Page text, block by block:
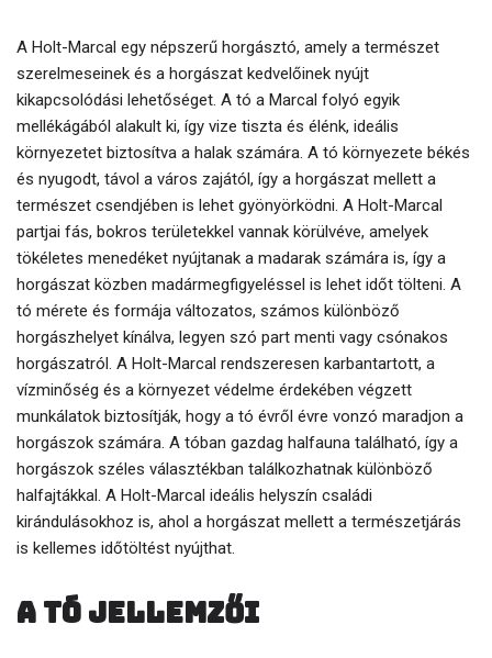
A Holt-Marcal egy népszerű horgásztó, amely a természet
szerelmeseinek és a horgászat kedvelőinek nyújt
kikapcsolódási lehetőséget. A tó a Marcal folyó egyik
mellékágából alakult ki, így vize tiszta és élénk, ideális
környezetet biztosítva a halak számára. A tó környezete békés
és nyugodt, távol a város zajától, így a horgászat mellett a
természet csendjében is lehet gyönyörködni. A Holt-Marcal
partjai fás, bokros területekkel vannak körülvéve, amelyek
tökéletes menedéket nyújtanak a madarak számára is, így a
horgászat közben madármegfigyeléssel is lehet időt tölteni. A
tó mérete és formája változatos, számos különböző
horgászhelyet kínálva, legyen szó part menti vagy csónakos
horgászatról. A Holt-Marcal rendszeresen karbantartott, a
vízminőség és a környezet védelme érdekében végzett
munkálatok biztosítják, hogy a tó évről évre vonzó maradjon a
horgászok számára. A tóban gazdag halfauna található, így a
horgászok széles választékban találkozhatnak különböző
halfajtákkal. A Holt-Marcal ideális helyszín családi
kirándulásokhoz is, ahol a horgászat mellett a természetjárás
is kellemes időtöltést nyújthat.
A tó jellemzői